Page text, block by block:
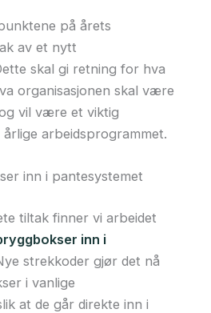
på årets
av et nytt
skal gi retning for hva
organisasjonen skal være
vil være et viktig
arbeidsprogrammet.
inn i pantesystemet
tiltak finner vi arbeidet
inn i
strekkoder gjør det nå
i vanlige
at de går direkte inn i